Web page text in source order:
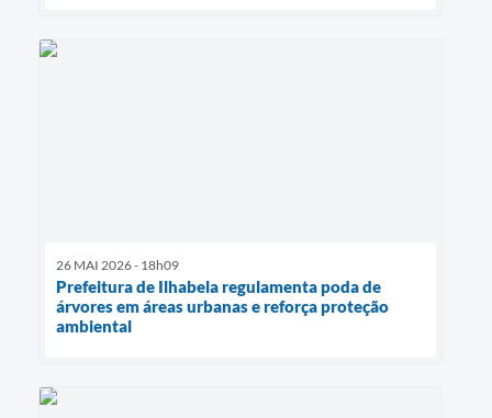
26 MAI 2026 - 18h09
Prefeitura de Ilhabela regulamenta poda de
árvores em áreas urbanas e reforça proteção
ambiental